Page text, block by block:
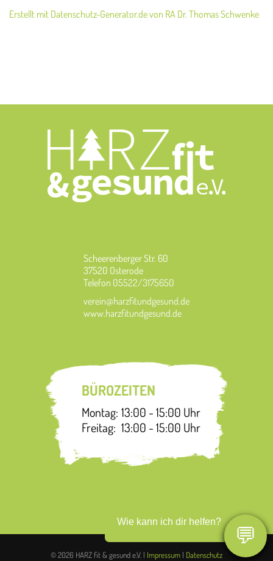
Erstellt mit Datenschutz-Generator.de von RA Dr. Thomas Schwenke
Scheerenberger Str. 60
37520 Osterode
Telefon 05522/3175650
verein@harzfitundgesund.de
www.harzfitundgesund.de
BÜROZEITEN
Montag: 13:00 - 15:00 Uhr
Freitag: 13:00 - 15:00 Uhr
© 2026 HARZ fit & gesund e.V. | Impressum | Datenschutz
Wie kann ich dir helfen?
💬